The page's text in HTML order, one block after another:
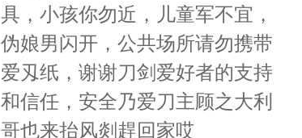
具，小孩你勿近，儿童军不宜，
伪娘男闪开，公共场所请勿携带
爱刄纸，谢谢刀剑爱好者的支持
和信任，安全乃爱刀主顾之大利
哥也来抬风剡趕回家哎